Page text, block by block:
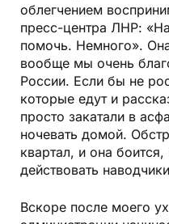
облегчением
пресс-центра ЛНР:
помочь. Немного».
вообще мы очень
России. Если бы не
которые едут и
просто закатали в
ночевать домой.
квартал, и она
действовать
Вскоре после моего